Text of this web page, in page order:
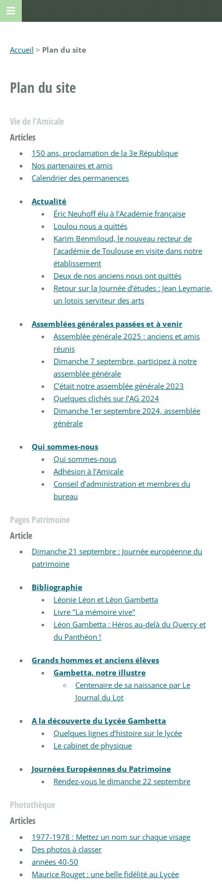
Accueil > Plan du site
Plan du site
Vie de l’Amicale
Articles
150 ans, proclamation de la 3e République
Nos partenaires et amis
Calendrier des permanences
Actualité
Éric Neuhoff élu à l’Académie française
Loulou nous a quittés
Karim Benmiloud, le nouveau recteur de
l’académie de Toulouse en visite dans notre
établissement
Deux de nos anciens nous ont quittés
Retour sur la Journée d’études : Jean Leymarie,
un lotois serviteur des arts
Assemblées générales passées et à venir
Assemblée générale 2025 : anciens et amis
réunis
Dimanche 7 septembre, participez à notre
assemblée générale
C’était notre assemblée générale 2023
Quelques clichés sur l’AG 2024
Dimanche 1er septembre 2024, assemblée
générale
Qui sommes-nous
Qui sommes-nous
Adhésion à l’Amicale
Conseil d’administration et membres du
bureau
Pages Patrimoine
Article
Dimanche 21 septembre : Journée européenne du
patrimoine
Bibliographie
Léonie Léon et Léon Gambetta
Livre "La mémoire vive"
Léon Gambetta : Héros au-delà du Quercy et
du Panthéon !
Grands hommes et anciens élèves
Gambetta, notre illustre
Centenaire de sa naissance par Le
Journal du Lot
A la découverte du Lycée Gambetta
Quelques lignes d’histoire sur le lycée
Le cabinet de physique
Journées Européennes du Patrimoine
Rendez-vous le dimanche 22 septembre
Photothèque
Articles
1977-1978 : Mettez un nom sur chaque visage
Des photos à classer
années 40-50
Maurice Rouget : une belle fidélité au Lycée